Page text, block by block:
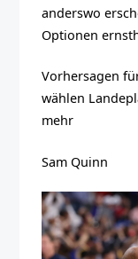
anderswo
Optionen
Vorhersagen
wählen
mehr
Sam Quinn